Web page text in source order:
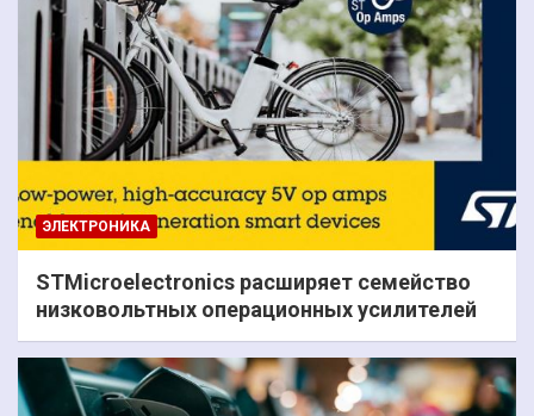
ЭЛЕКТРОНИКА
STMicroelectronics расширяет семейство
низковольтных операционных усилителей